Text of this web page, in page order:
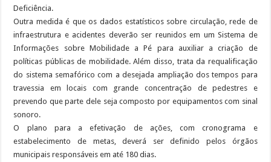
Deficiência.
Outra medida é que os dados estatísticos sobre circulação, rede de
infraestrutura e acidentes deverão ser reunidos em um Sistema de
Informações sobre Mobilidade a Pé para auxiliar a criação de
políticas públicas de mobilidade. Além disso, trata da requalificação
do sistema semafórico com a desejada ampliação dos tempos para
travessia em locais com grande concentração de pedestres e
prevendo que parte dele seja composto por equipamentos com sinal
sonoro.
O plano para a efetivação de ações, com cronograma e
estabelecimento de metas, deverá ser definido pelos órgãos
municipais responsáveis em até 180 dias.